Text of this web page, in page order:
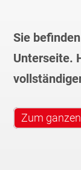
Sie
Unterseite.
Zum